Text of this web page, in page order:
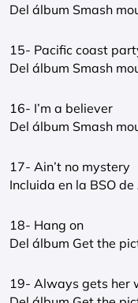
Del álbum Smash
15- Pacific coast
Del álbum Smash
16- I’m a believer
Del álbum Smash
17- Ain’t no mystery
Incluida en la BSO
18- Hang on
Del álbum Get the
19- Always gets her